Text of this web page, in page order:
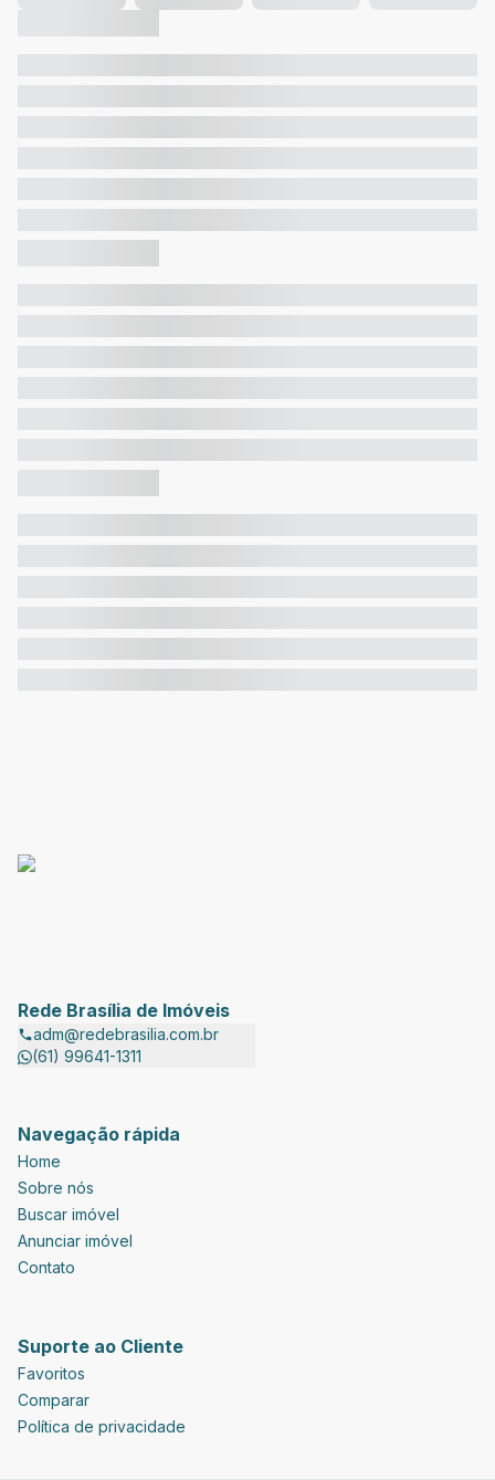
Rede Brasília de Imóveis
adm@redebrasilia.com.br
(61) 99641-1311
Navegação rápida
Home
Sobre nós
Buscar imóvel
Anunciar imóvel
Contato
Suporte ao Cliente
Favoritos
Comparar
Política de privacidade